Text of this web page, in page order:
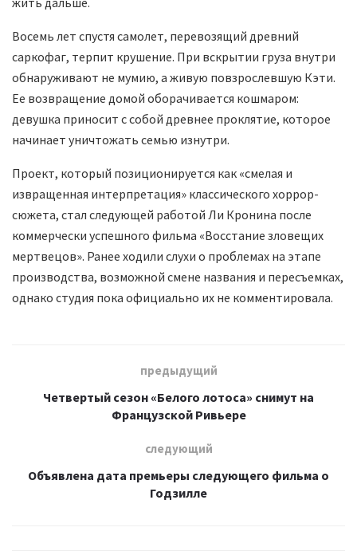
Восемь лет спустя самолет, перевозящий древний
саркофаг, терпит крушение. При вскрытии груза внутри
обнаруживают не мумию, а живую повзрослевшую Кэти.
Ее возвращение домой оборачивается кошмаром:
девушка приносит с собой древнее проклятие, которое
начинает уничтожать семью изнутри.
Проект, который позиционируется как «смелая и
извращенная интерпретация» классического хоррор-
сюжета, стал следующей работой Ли Кронина после
коммерчески успешного фильма «Восстание зловещих
мертвецов». Ранее ходили слухи о проблемах на этапе
производства, возможной смене названия и пересъемках,
однако студия пока официально их не комментировала.
предыдущий
Четвертый сезон «Белого лотоса» снимут на
Французской Ривьере
следующий
Объявлена дата премьеры следующего фильма о
Годзилле